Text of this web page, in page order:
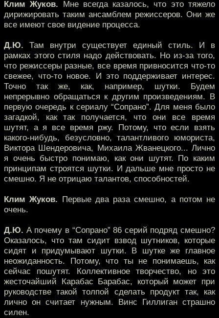
Клим Жуков. Мне всегда казалось, что это тяжело
дирижировать таким ансамблем режиссеров. Они же
все имеют свое видение процесса.
Д.Ю. Там внутри существует единый стиль. И в
рамках этого стиля надо действовать. Но из-за того,
что режиссеры разные, все время привносится что-то
свежее, что-то новое. И это поддерживает интерес.
Точно так же, как, например, шутки. Будем
непрерывно обращаться к другим произведениям. В
первую очередь к сериалу “Сопрано”. Для меня было
загадкой, как так получается, что они все время
шутят, а я все время ржу. Потому, что если взять
какого-нибудь, безусловно, талантливого юмориста,
Виктора Шендеровича, Михаила Жванецкого... Лично
я очень быстро понимаю, как они шутят. По каким
принципам строятся шутки. И дальше мне просто не
смешно. Я не отрицаю талантов, способностей.
Клим Жуков. Первые два раза смешно, а потом не
очень.
Д.Ю. А почему в “Сопрано” 86 серий подряд смешно?
Оказалось, что там сидит взвод шутников, которые
сидят и придумывают шутки. В шутке же главное
неожиданность. Потому, что ты не понимаешь, как
сейчас пошутят. Коллективное творчество, но это
жесточайший Карабас Барабас, который может при
руководстве такой толпой сделать продукт так, как
лично он считает нужным. Винс Гиллиган страшно
силен.